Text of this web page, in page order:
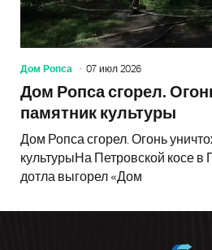
Дом Ропса 07 июл 2026
Дом Ропса сгорел.
памятник культуры
Дом Ропса сгорел. Огонь
культурыНа Петровской косе в
дотла выгорел «Дом